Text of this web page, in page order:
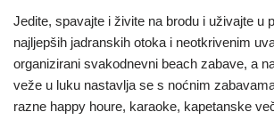
Jedite, spavajte i živite na brodu i uživajte u
najljepših jadranskih otoka i neotkrivenim
organizirani svakodnevni beach zabave, a
veže u luku nastavlja se s noćnim
razne happy houre, karaoke, kapetanske